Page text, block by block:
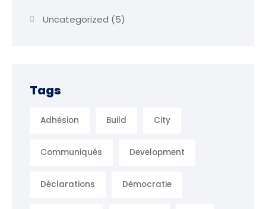
Uncategorized (5)
Tags
Adhésion Build City
Communiqués Development
Déclarations Démocratie